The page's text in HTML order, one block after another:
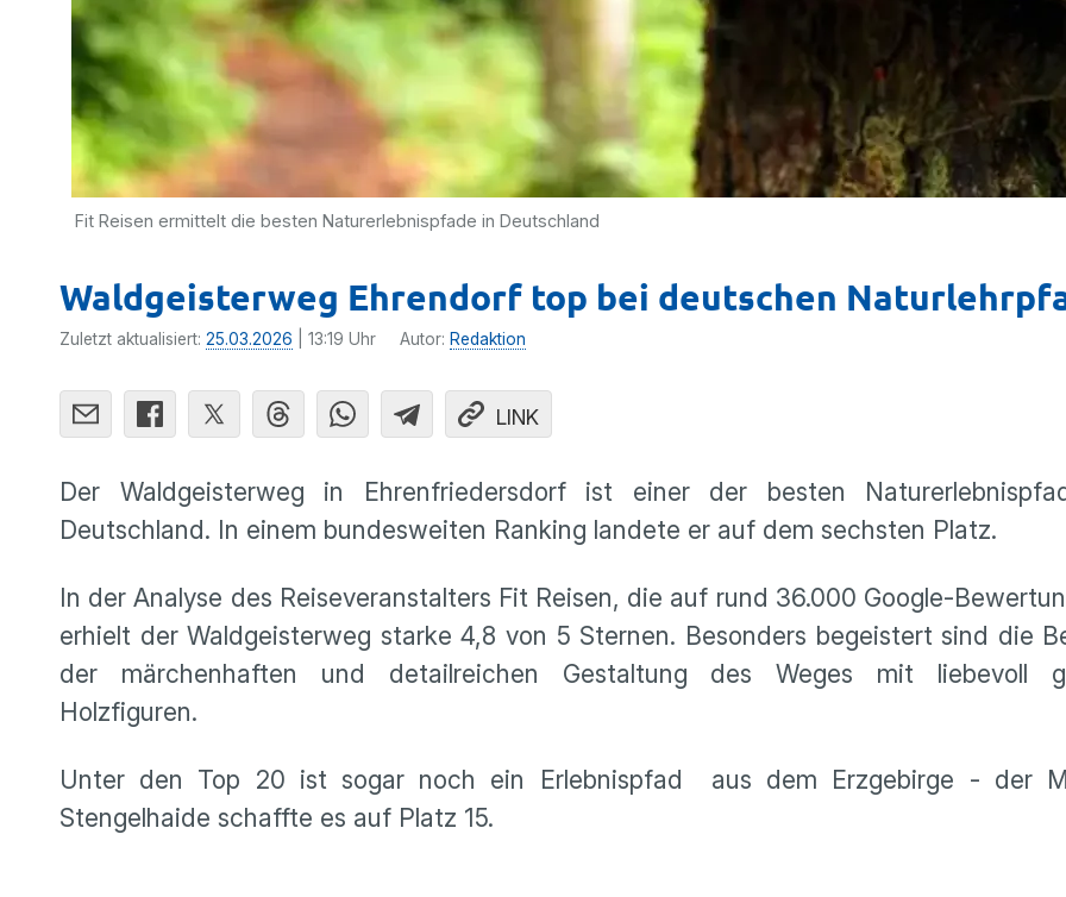
Fit Reisen ermittelt die besten Naturerlebnispfade in Deutschland
Waldgeisterweg Ehrendorf top bei deutschen
Zuletzt aktualisiert: 25.03.2026 | 13:19 Uhr Autor: Redaktion
LINK
Der Waldgeisterweg in Ehrenfriedersdorf ist einer der besten
Deutschland. In einem bundesweiten Ranking landete er auf dem sechsten Platz.
In der Analyse des Reiseveranstalters Fit Reisen, die auf rund 36.000 Google-
erhielt der Waldgeisterweg starke 4,8 von 5 Sternen. Besonders begeistert sind die
der märchenhaften und detailreichen Gestaltung des Weges mit liebevoll
Holzfiguren.
Unter den Top 20 ist sogar noch ein Erlebnispfad aus dem Erzgebirge - der
Stengelhaide schaffte es auf Platz 15.